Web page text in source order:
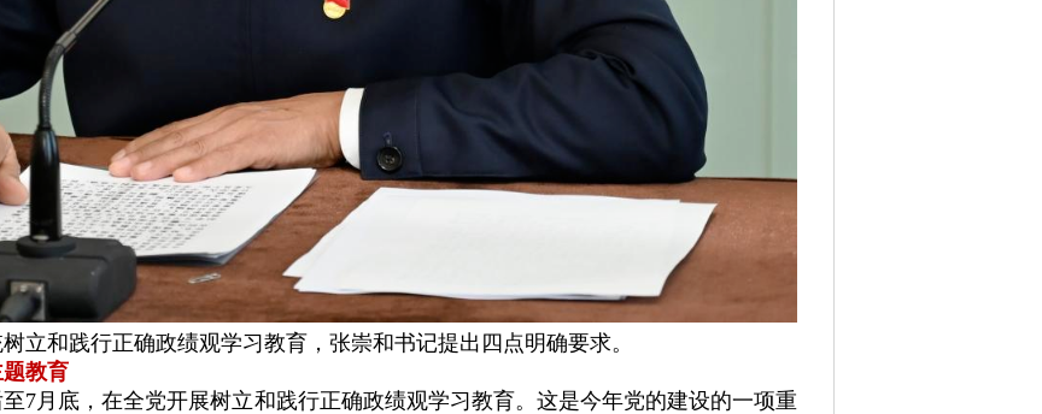
立和践行正确政绩观学习教育，张崇和书记提出四点明确要求。
教育
7月底，在全党开展树立和践行正确政绩观学习教育。这是今年党的建设的一项重